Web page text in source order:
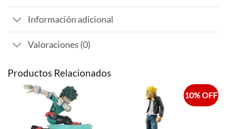
Información adicional
Valoraciones (0)
Productos Relacionados
10% OFF